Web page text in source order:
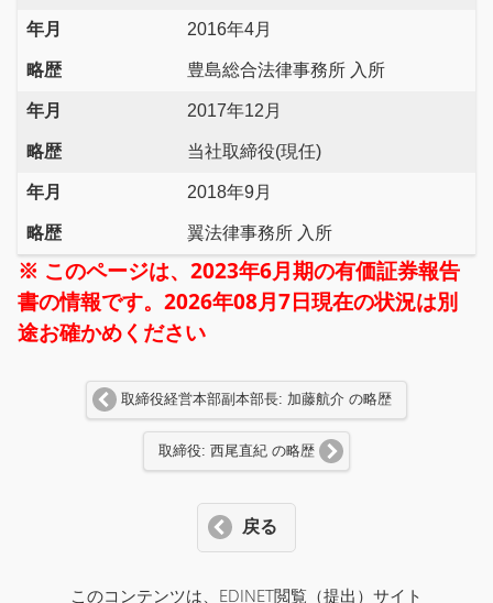
年月 2016年4月
略歴 豊島総合法律事務所 入所
年月 2017年12月
略歴 当社取締役(現任)
年月 2018年9月
略歴 翼法律事務所 入所
※ このページは、2023年6月期の有価証券報告
書の情報です。2026年08月7日現在の状況は別
途お確かめください
取締役経営本部副本部長: 加藤航介 の略歴
取締役: 西尾直紀 の略歴
戻る
このコンテンツは、EDINET閲覧（提出）サイト